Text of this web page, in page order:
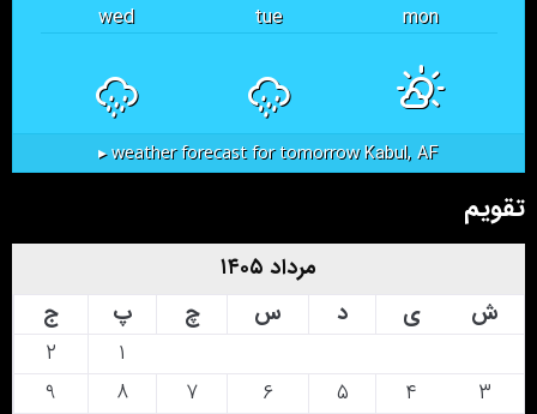
mon
tue
wed
Kabul, AF
weather forecast for tomorrow ▸
تقویم
مرداد ۱۴۰۵
ش
ی د س چ پ ج
۲
۳
۴ ۵ ۶ ۷ ۸
۹